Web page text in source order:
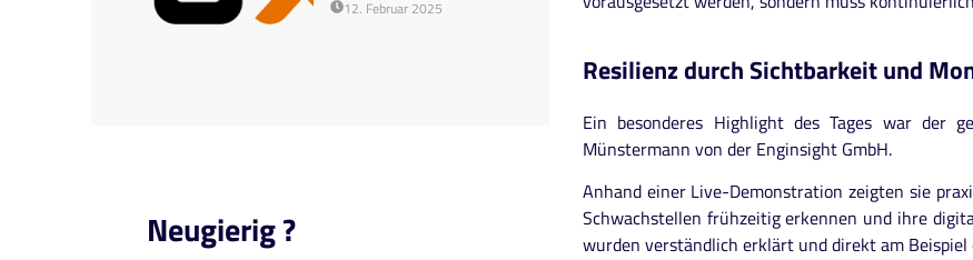
12. Februar 2025
Neugierig ?
Resilienz durch Sichtbarkeit und
Ein besonderes Highlight des Tages war der
Münstermann von der Enginsight GmbH.
Anhand einer Live-Demonstration zeigten sie
Schwachstellen frühzeitig erkennen und ihre
wurden verständlich erklärt und direkt am